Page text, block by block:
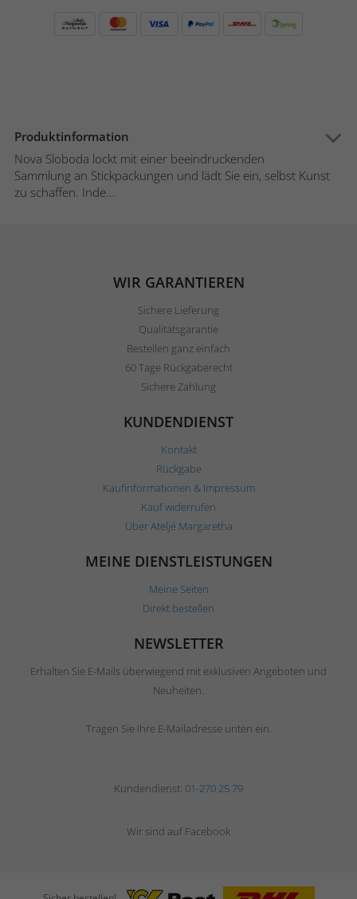
Produktinformation
Nova Sloboda lockt mit einer beeindruckenden
Sammlung an Stickpackungen und lädt Sie ein, selbst Kunst
zu schaffen. Inde...
WIR GARANTIEREN
Sichere Lieferung
Qualitätsgarantie
Bestellen ganz einfach
60 Tage Rückgaberecht
Sichere Zahlung
KUNDENDIENST
Kontakt
Rückgabe
Kaufinformationen & Impressum
Kauf widerrufen
Über Ateljé Margaretha
MEINE DIENSTLEISTUNGEN
Meine Seiten
Direkt bestellen
NEWSLETTER
Erhalten Sie E-Mails überwiegend mit exklusiven Angeboten und
Neuheiten.
Tragen Sie Ihre E-Mailadresse unten ein.
Kundendienst: 01-270 25 79
Wir sind auf Facebook